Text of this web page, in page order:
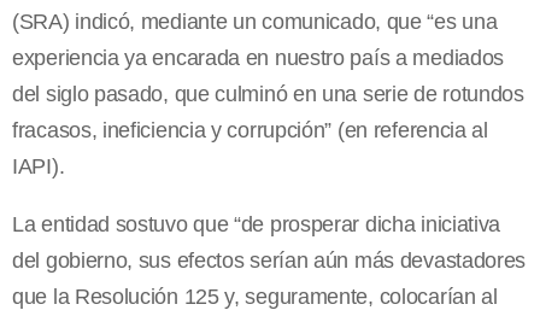
(SRA) indicó, mediante un comunicado, que “es una
experiencia ya encarada en nuestro país a mediados
del siglo pasado, que culminó en una serie de rotundos
fracasos, ineficiencia y corrupción” (en referencia al
IAPI).
La entidad sostuvo que “de prosperar dicha iniciativa
del gobierno, sus efectos serían aún más devastadores
que la Resolución 125 y, seguramente, colocarían al